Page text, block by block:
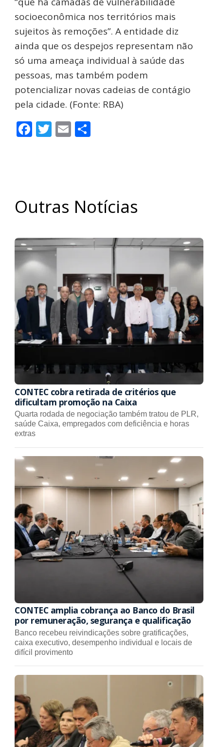
socioeconômica nos territórios mais
sujeitos às remoções”. A entidade diz
ainda que os despejos representam não
só uma ameaça individual à saúde das
pessoas, mas também podem
potencializar novas cadeias de contágio
pela cidade. (Fonte: RBA)
Facebook
Twitter
Email
Outras Notícias
CONTEC cobra retirada de critérios que
dificultam promoção na Caixa
Quarta rodada de negociação também tratou de PLR,
saúde Caixa, empregados com deficiência e horas
extras
CONTEC amplia cobrança ao Banco do Brasil
por remuneração, segurança e qualificação
Banco recebeu reivindicações sobre gratificações,
caixa executivo, desempenho individual e locais de
difícil provimento